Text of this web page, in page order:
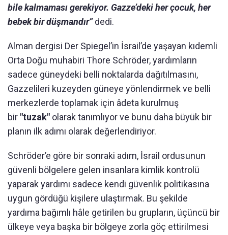
bile kalmaması gerekiyor. Gazze’deki her çocuk, her
bebek bir düşmandır”dedi.
Alman dergisi Der Spiegel’in İsrail’de yaşayan kıdemli
Orta Doğu muhabiri Thore Schröder, yardımların
sadece güneydeki belli noktalarda dağıtılmasını,
Gazzelileri kuzeyden güneye yönlendirmek ve belli
merkezlerde toplamak için âdeta kurulmuş
bir "tuzak" olarak tanımlıyor ve bunu daha büyük bir
planın ilk adımı olarak değerlendiriyor.
Schröder’e göre bir sonraki adım, İsrail ordusunun
güvenli bölgelere gelen insanlara kimlik kontrolü
yaparak yardımı sadece kendi güvenlik politikasına
uygun gördüğü kişilere ulaştırmak. Bu şekilde
yardıma bağımlı hâle getirilen bu grupların, üçüncü bir
ülkeye veya başka bir bölgeye zorla göç ettirilmesi